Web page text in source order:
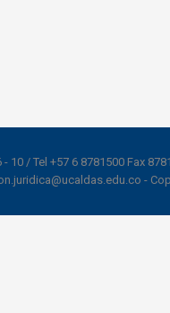
/ Tel +57 6 8781500 Fax
-